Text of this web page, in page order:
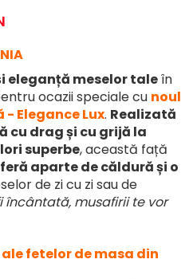
eleganță meselor taleîn
ocazii speciale cu noul
Elegance Lux. Realizată
cu drag și cu grijă la
superbe, această față
aparte de căldură și o
de zi cu zi sau de
încântată, musafirii te vor
fetelor de masa din